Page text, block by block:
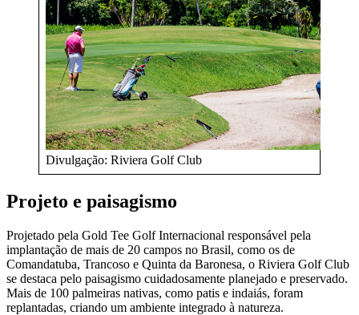
Divulgação: Riviera Golf Club
Projeto e paisagismo
Projetado pela Gold Tee Golf Internacional responsável pela
implantação de mais de 20 campos no Brasil, como os de
Comandatuba, Trancoso e Quinta da Baronesa, o Riviera Golf Club
se destaca pelo paisagismo cuidadosamente planejado e preservado.
Mais de 100 palmeiras nativas, como patis e indaiás, foram
replantadas, criando um ambiente integrado à natureza.